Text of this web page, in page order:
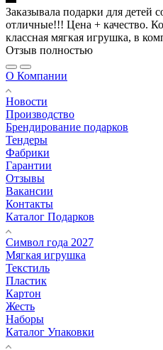
Заказывала подарки для детей
отличные!!! Цена + качество.
классная мягкая игрушка, в
Отзыв полностью
О Компании
Новости
Производство
Брендирование подарков
Тендеры
Фабрики
Гарантии
Отзывы
Вакансии
Контакты
Каталог Подарков
Символ года 2027
Мягкая игрушка
Текстиль
Пластик
Картон
Жесть
Наборы
Каталог Упаковки